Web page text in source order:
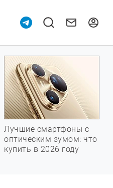
Лучшие смартфоны с
оптическим зумом: что
купить в 2026 году